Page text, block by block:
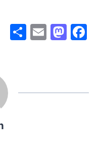
F
b
M
d
E
e